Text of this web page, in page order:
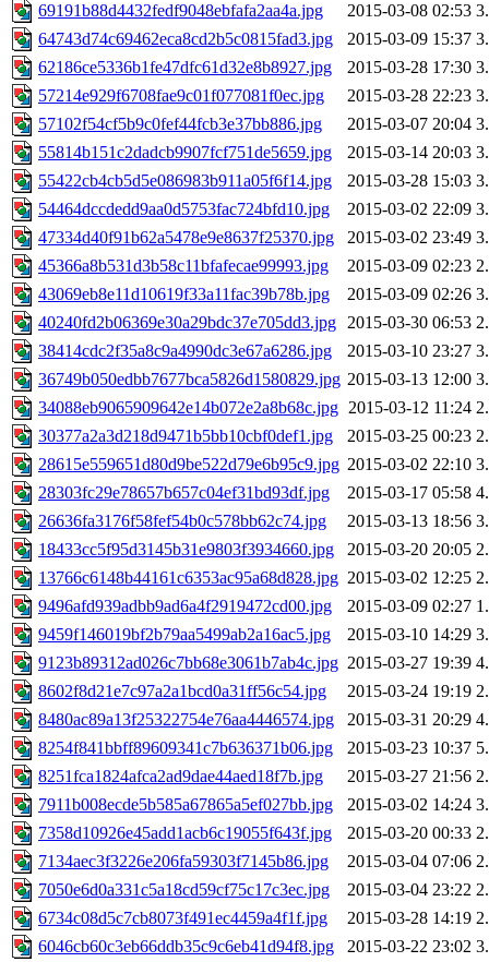
69191b88d4432fedf9048ebfafa2aa4a.jpg
2015-03-08 02:53
64743d74c69462eca8cd2b5c0815fad3.jpg
2015-03-09 15:37
62186ce5336b1fe47dfc61d32e8b8927.jpg
2015-03-28 17:30
57214e929f6708fae9c01f077081f0ec.jpg
2015-03-28 22:23
57102f54cf5b9c0fef44fcb3e37bb886.jpg
2015-03-07 20:04
55814b151c2dadcb9907fcf751de5659.jpg
2015-03-14 20:03
55422cb4cb5d5e086983b911a05f6f14.jpg
2015-03-28 15:03
54464dccdedd9aa0d5753fac724bfd10.jpg
2015-03-02 22:09
47334d40f91b62a5478e9e8637f25370.jpg
2015-03-02 23:49
45366a8b531d3b58c11bfafecae99993.jpg
2015-03-09 02:23
43069eb8e11d10619f33a11fac39b78b.jpg
2015-03-09 02:26
40240fd2b06369e30a29bdc37e705dd3.jpg 2015-03-30 06:53
38414cdc2f35a8c9a4990dc3e67a6286.jpg
2015-03-10 23:27
36749b050edbb7677bca5826d1580829.jpg 2015-03-13 12:00
34088eb9065909642e14b072e2a8b68c.jpg 2015-03-12 11:24
30377a2a3d218d9471b5bb10cbf0def1.jpg
2015-03-25 00:23
28615e559651d80d9be522d79e6b95c9.jpg 2015-03-02 22:10
28303fc29e78657b657c04ef31bd93df.jpg
2015-03-17 05:58
26636fa3176f58fef54b0c578bb62c74.jpg
2015-03-13 18:56
18433cc5f95d3145b31e9803f3934660.jpg
2015-03-20 20:05
13766c6148b44161c6353ac95a68d828.jpg 2015-03-02 12:25
9496afd939adbb9ad6a4f2919472cd00.jpg
2015-03-09 02:27
9459f146019bf2b79aa5499ab2a16ac5.jpg
2015-03-10 14:29
9123b89312ad026c7bb68e3061b7ab4c.jpg 2015-03-27 19:39
8602f8d21e7c97a2a1bcd0a31ff56c54.jpg
2015-03-24 19:19
8480ac89a13f25322754e76aa4446574.jpg
2015-03-31 20:29
8254f841bbff89609341c7b636371b06.jpg
2015-03-23 10:37
8251fca1824afca2ad9dae44aed18f7b.jpg
2015-03-27 21:56
7911b008ecde5b585a67865a5ef027bb.jpg
2015-03-02 14:24
7358d10926e45add1acb6c19055f643f.jpg
2015-03-20 00:33
7134aec3f3226e206fa59303f7145b86.jpg
2015-03-04 07:06
7050e6d0a331c5a18cd59cf75c17c3ec.jpg
2015-03-04 23:22
6734c08d5c7cb8073f491ec4459a4f1f.jpg
2015-03-28 14:19
6046cb60c3eb66ddb35c9c6eb41d94f8.jpg
2015-03-22 23:02